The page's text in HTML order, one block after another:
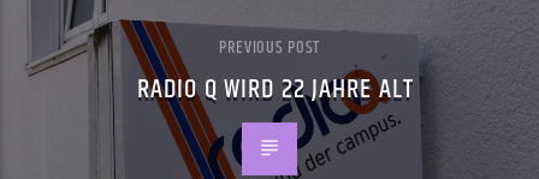
PREVIOUS POST
RADIO Q WIRD 22 JAHRE ALT